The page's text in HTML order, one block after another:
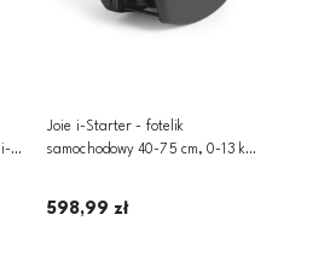
Joie i-Starter - fotelik
samochodowy 40-75 cm, 0-13 kg
598,99 zł